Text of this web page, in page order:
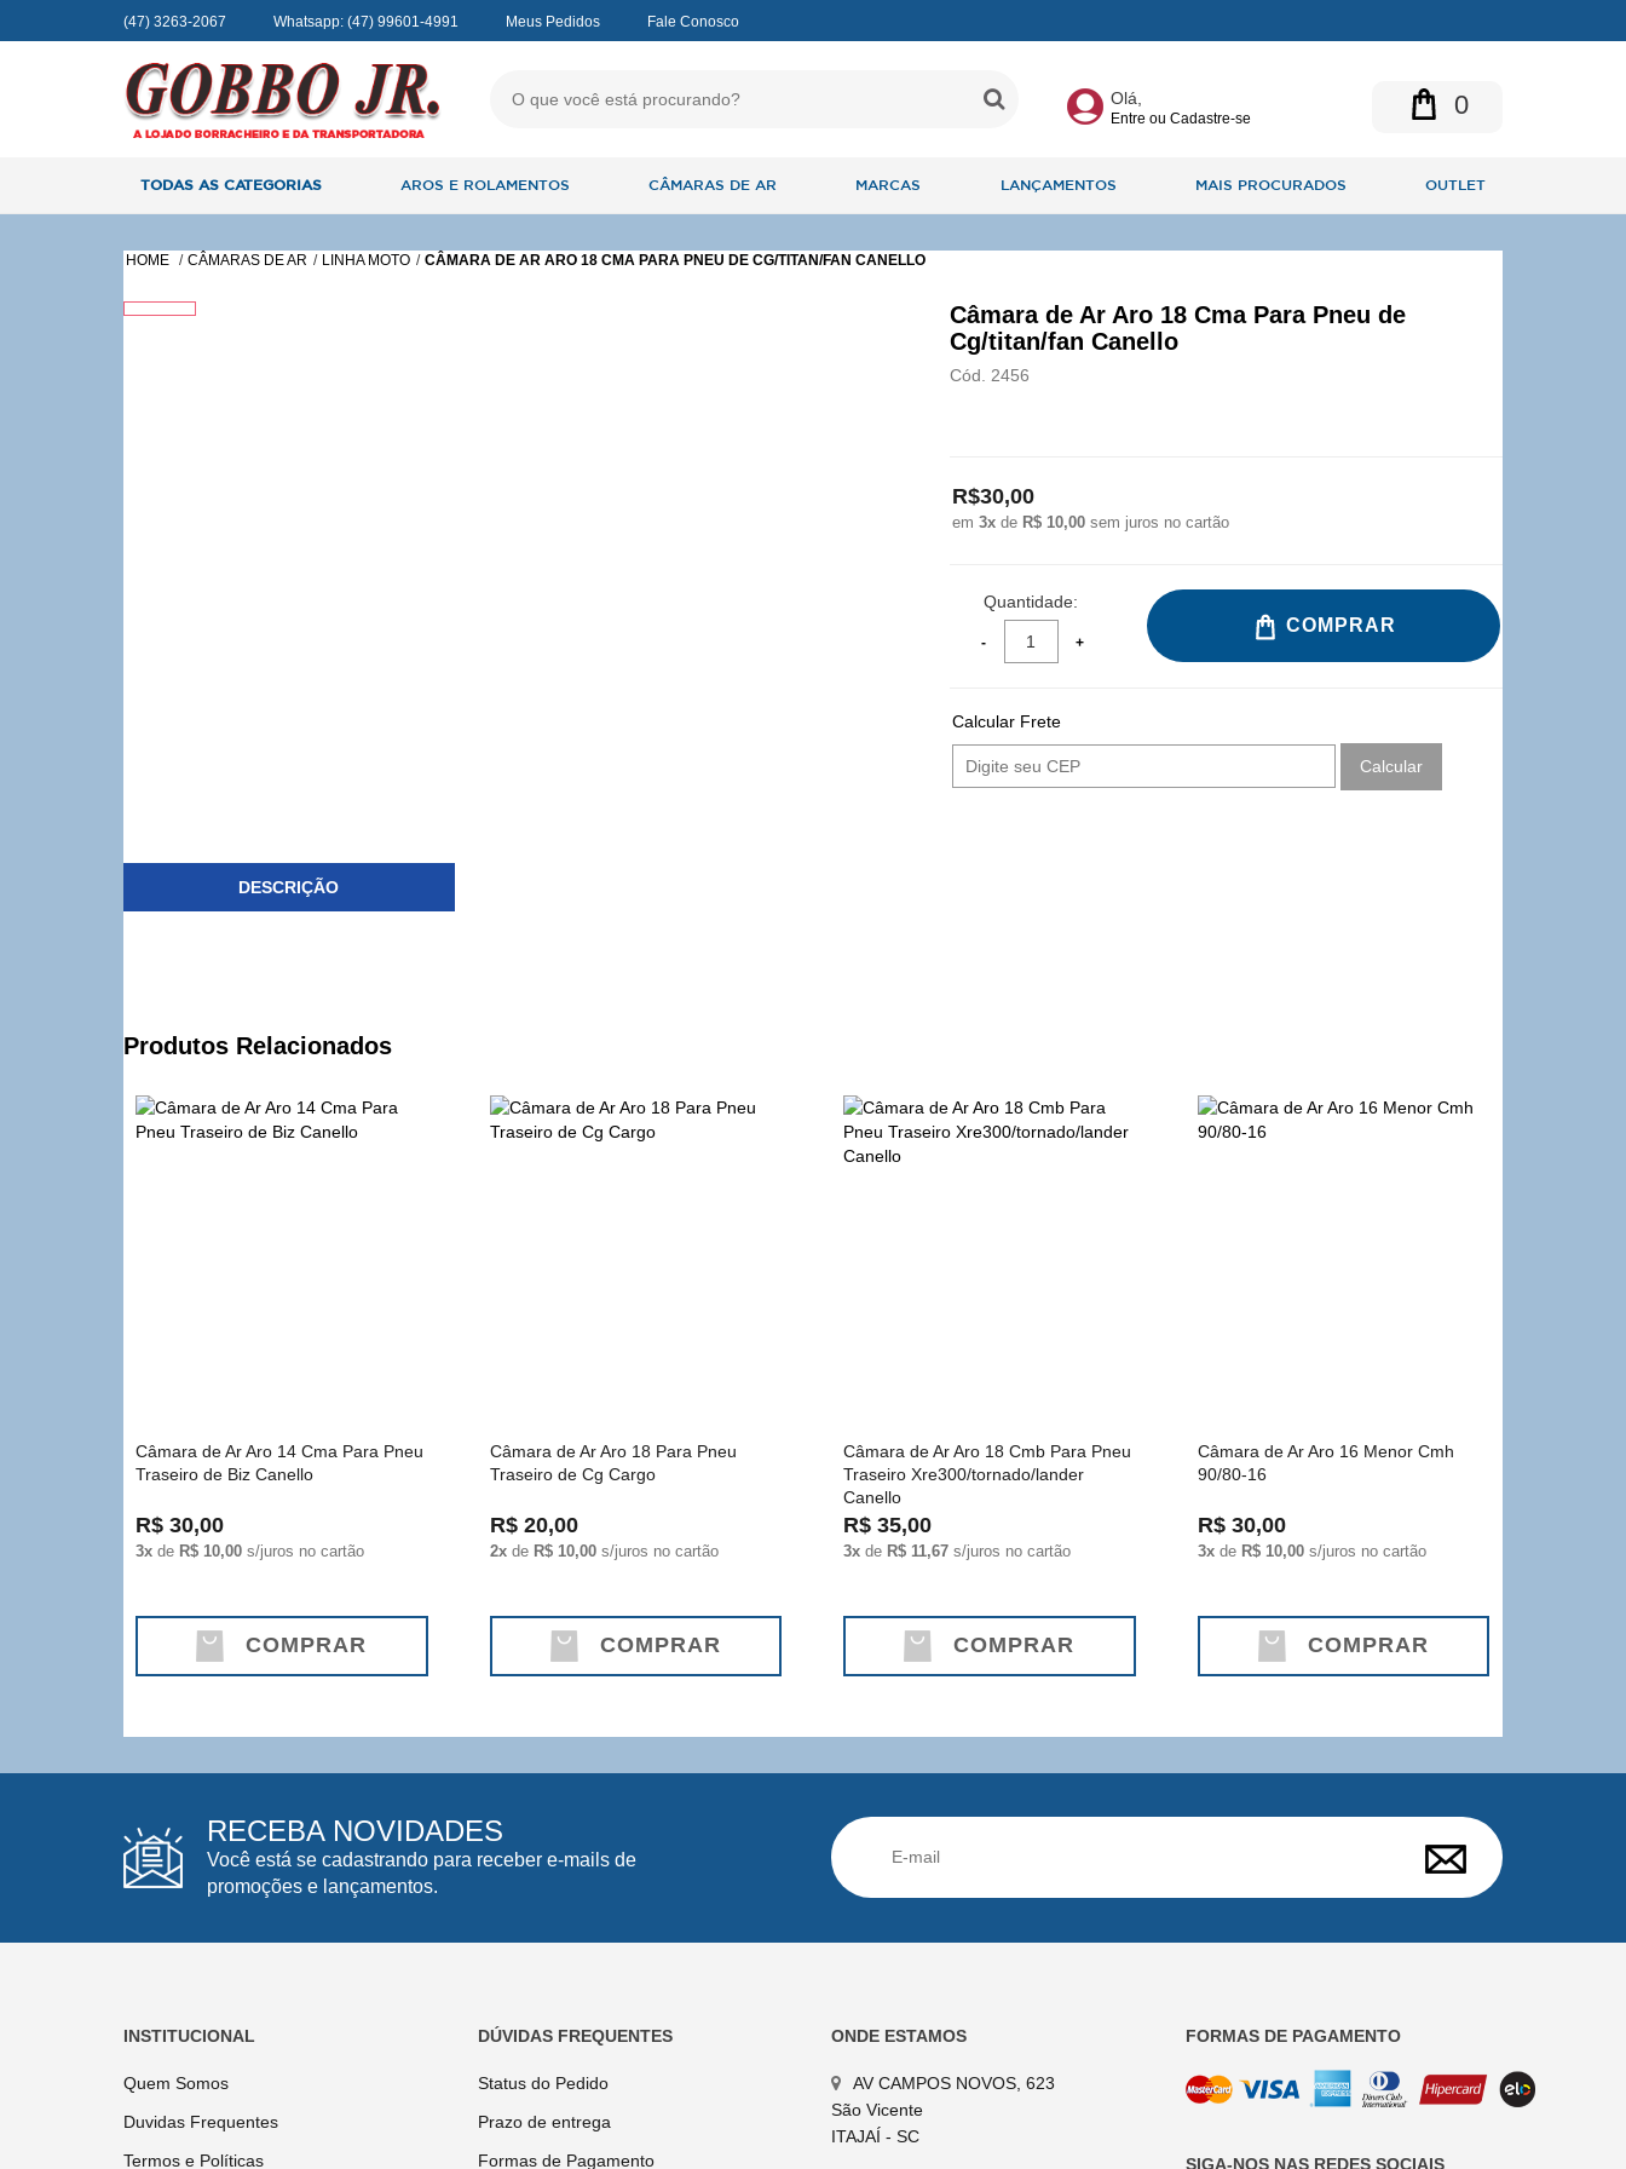
(47) 3263-2067 Whatsapp: (47) 99601-4991 Meus Pedidos Fale Conosco
Olá,
Entre ou Cadastre-se 0
TODAS AS CATEGORIAS AROS E ROLAMENTOS CÂMARAS DE AR MARCAS LANÇAMENTOS MAIS PROCURADOS OUTLET
HOME CÂMARAS DE AR LINHA MOTO CÂMARA DE AR ARO 18 CMA PARA PNEU DE CG/TITAN/FAN CANELLO
Câmara de Ar Aro 18 Cma Para Pneu de
Cg/titan/fan Canello
Cód. 2456
R$30,00
em 3xde R$ 10,00sem juros no cartão
Quantidade:
COMPRAR
Calcular Frete
Calcular
DESCRIÇÃO
Produtos Relacionados
Câmara de Ar Aro 14 Cma Para Pneu
Traseiro de Biz Canello
R$ 30,00
3x de R$ 10,00 s/juros no cartão
COMPRAR
Câmara de Ar Aro 18 Para Pneu
Traseiro de Cg Cargo
R$ 20,00
2xde R$ 10,00s/juros no cartão
COMPRAR
Câmara de Ar Aro 18 Cmb Para Pneu
Traseiro Xre300/tornado/lander
Canello
R$ 35,00
3x de R$ 11,67 s/juros no cartão
COMPRAR
Câmara de Ar Aro 16 Menor Cmh
90/80-16
R$ 30,00
3xde R$ 10,00s/juros no cartão
COMPRAR
RECEBA NOVIDADES
Você está se cadastrando para receber e-mails de
promoções e lançamentos.
INSTITUCIONAL
Quem Somos
Duvidas Frequentes
Termos e Políticas
DÚVIDAS FREQUENTES
Status do Pedido
Prazo de entrega
Formas de Pagamento
ONDE ESTAMOS
AV CAMPOS NOVOS, 623
São Vicente
ITAJAÍ - SC
FORMAS DE PAGAMENTO
SIGA-NOS NAS REDES SOCIAIS